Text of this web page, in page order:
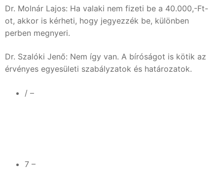
Dr. Molnár Lajos: Ha valaki nem fizeti be a 40.000,-Ft-
ot, akkor is kérheti, hogy jegyezzék be, különben
perben megnyeri.
Dr. Szalóki Jenő: Nem így van. A bíróságot is kötik az
érvényes egyesületi szabályzatok és határozatok.
/ –
7 –